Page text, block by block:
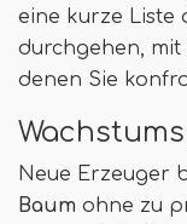
eine kurze Liste
durchgehen,
denen Sie
Neue Erzeuger
Baum ohne zu